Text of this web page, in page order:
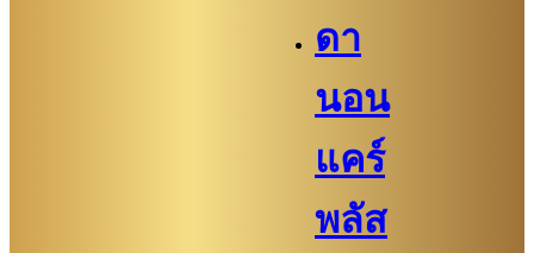
ดา
นอน
แคร์
พลัส